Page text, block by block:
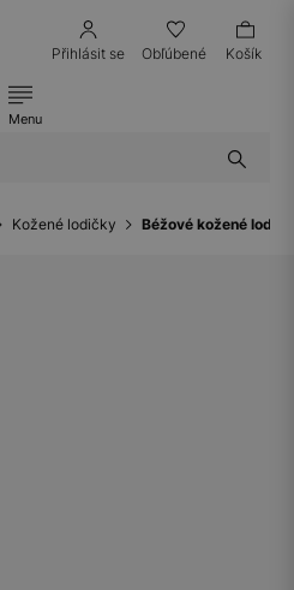
Přihlásit se Obľúbené Košík
Menu
Kožené lodičky Béžové kožené